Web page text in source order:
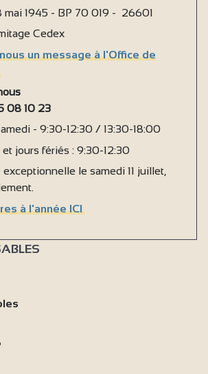
mai 1945 - BP 70 019 - 26601
Cedex
un message à l'Office de
08 10 23
- 9:30-12:30 / 13:30-18:00
et jours fériés : 9:30-12:30
exceptionnelle le samedi 11 juillet,
à l'année ICI